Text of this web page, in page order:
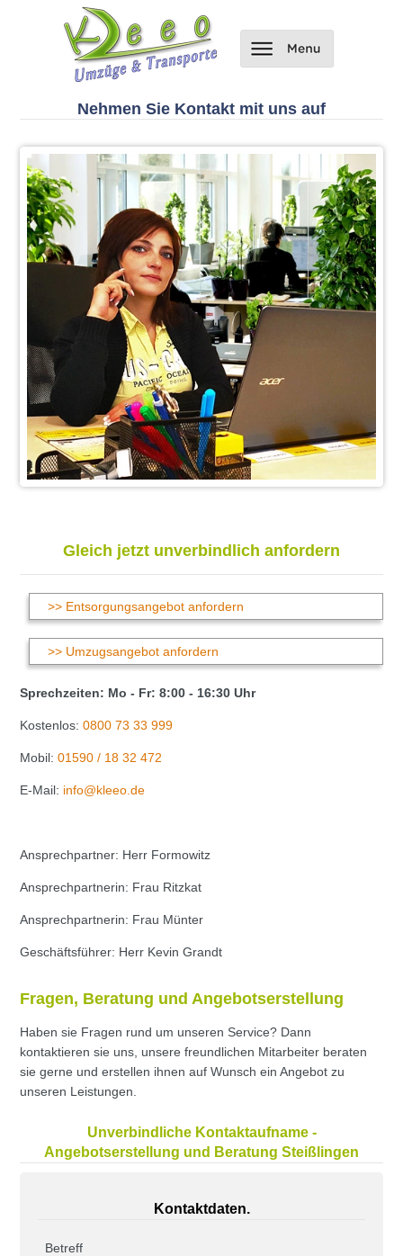
Nehmen Sie Kontakt mit uns auf
Gleich jetzt unverbindlich anfordern
>> Entsorgungsangebot anfordern
>> Umzugsangebot anfordern
Sprechzeiten: Mo - Fr: 8:00 - 16:30 Uhr
Kostenlos:0800 73 33 999
Mobil:01590 / 18 32 472
E-Mail: info@kleeo.de
Ansprechpartner: Herr Formowitz
Ansprechpartnerin: Frau Ritzkat
Ansprechpartnerin: Frau Münter
Geschäftsführer: Herr Kevin Grandt
Fragen, Beratung und Angebotserstellung
Haben sie Fragen rund um unseren Service? Dann
kontaktieren sie uns, unsere freundlichen Mitarbeiter beraten
sie gerne und erstellen ihnen auf Wunsch ein Angebot zu
unseren Leistungen.
Unverbindliche Kontaktaufname -
Angebotserstellung und Beratung Steißlingen
Kontaktdaten.
Betreff